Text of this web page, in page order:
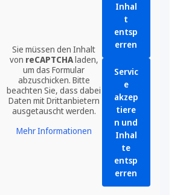
Sie müssen den Inhalt
von reCAPTCHAladen,
um das Formular
abzuschicken. Bitte
beachten Sie, dass dabei
Daten mit Drittanbietern
ausgetauscht werden.
Mehr Informationen
Inhal
t
entsp
erren
Servic
e
akzep
tiere
n und
Inhal
te
entsp
erren